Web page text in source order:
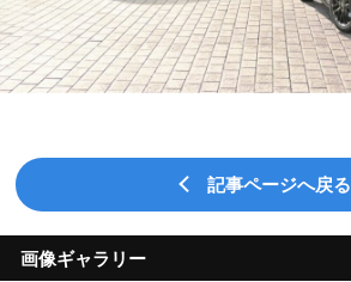
記事ページへ戻る
画像ギャラリー